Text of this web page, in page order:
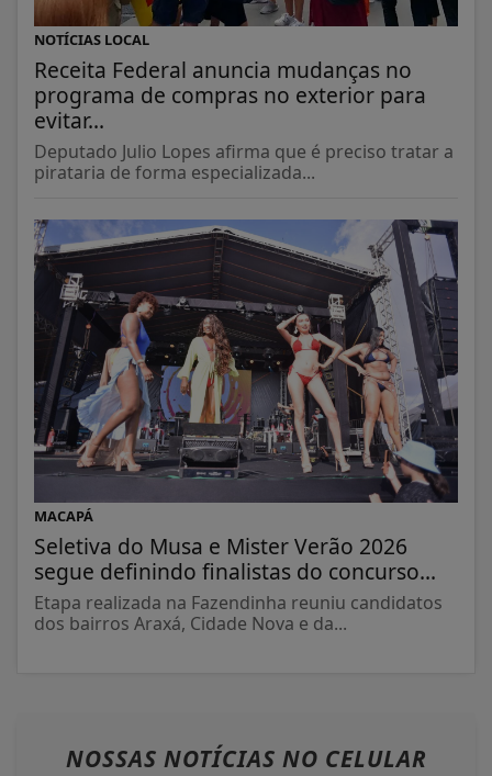
NOTÍCIAS LOCAL
Receita Federal anuncia mudanças no
programa de compras no exterior para
evitar...
Deputado Julio Lopes afirma que é preciso tratar a
pirataria de forma especializada...
MACAPÁ
Seletiva do Musa e Mister Verão 2026
segue definindo finalistas do concurso...
Etapa realizada na Fazendinha reuniu candidatos
dos bairros Araxá, Cidade Nova e da...
NOSSAS NOTÍCIAS NO CELULAR